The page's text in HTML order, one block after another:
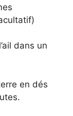
dans un
en dés